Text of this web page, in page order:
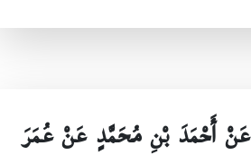
أَحْمَدَ بْنِ مُحَمَّدٍ عَنْ عُمَرَ